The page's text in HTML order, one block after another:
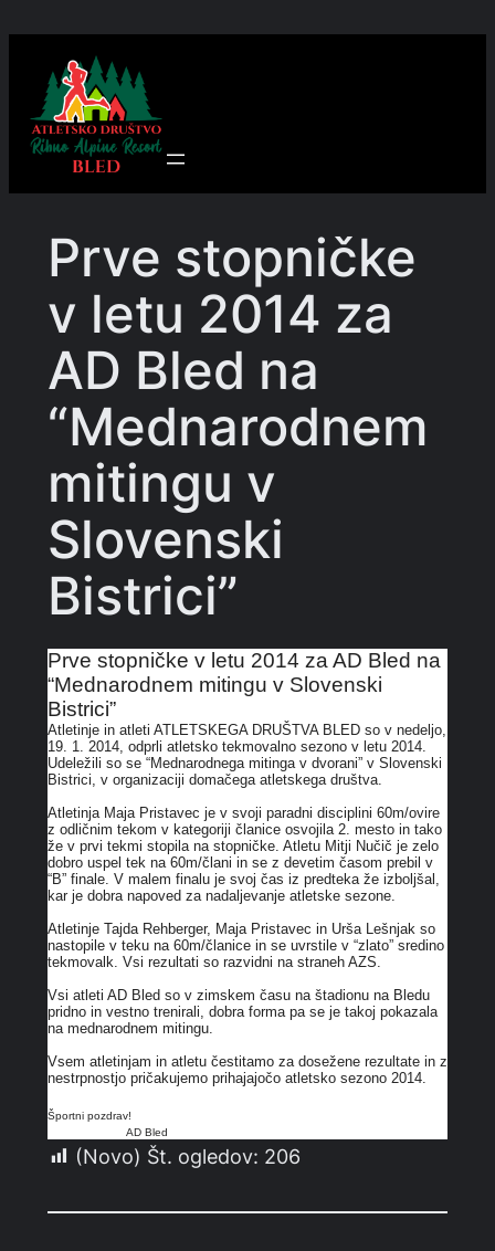
vsebino
Prve stopničke
v letu 2014 za
AD Bled na
“Mednarodnem
mitingu v
Slovenski
Bistrici”
Prve stopničke v letu 2014 za AD Bled na
“Mednarodnem mitingu v Slovenski
Bistrici”
Atletinje in atleti ATLETSKEGA DRUŠTVA BLED so v nedeljo,
19. 1. 2014, odprli atletsko tekmovalno sezono v letu 2014.
Udeležili so se “Mednarodnega mitinga v dvorani” v Slovenski
Bistrici, v organizaciji domačega atletskega društva.
Atletinja Maja Pristavec je v svoji paradni disciplini 60m/ovire
z odličnim tekom v kategoriji članice osvojila 2. mesto in tako
že v prvi tekmi stopila na stopničke. Atletu Mitji Nučič je zelo
dobro uspel tek na 60m/člani in se z devetim časom prebil v
“B” finale. V malem finalu je svoj čas iz predteka že izboljšal,
kar je dobra napoved za nadaljevanje atletske sezone.
Atletinje Tajda Rehberger, Maja Pristavec in Urša Lešnjak so
nastopile v teku na 60m/članice in se uvrstile v “zlato” sredino
tekmovalk. Vsi rezultati so razvidni na straneh AZS.
Vsi atleti AD Bled so v zimskem času na štadionu na Bledu
pridno in vestno trenirali, dobra forma pa se je takoj pokazala
na mednarodnem mitingu.
Vsem atletinjam in atletu čestitamo za dosežene rezultate in z
nestrpnostjo pričakujemo prihajajočo atletsko sezono 2014.
Športni pozdrav!
AD Bled
(Novo) Št. ogledov: 206